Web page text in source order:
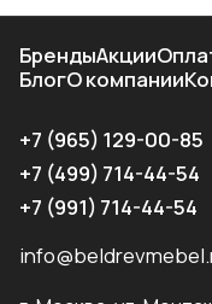
БрендыАкции
БлогО компании
+7 (965) 129-00-85
+7 (499) 714-44-54
+7 (991) 714-44-54